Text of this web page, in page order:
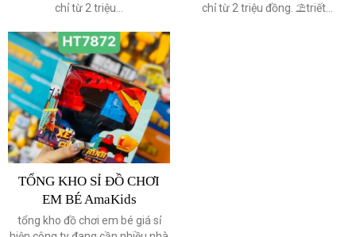
chỉ từ 2 triệu...
chỉ từ 2 triệu đồng. ⛱triết...
TỔNG KHO SỈ ĐỒ CHƠI
EM BÉ AmaKids
tổng kho đồ chơi em bé giá sỉ